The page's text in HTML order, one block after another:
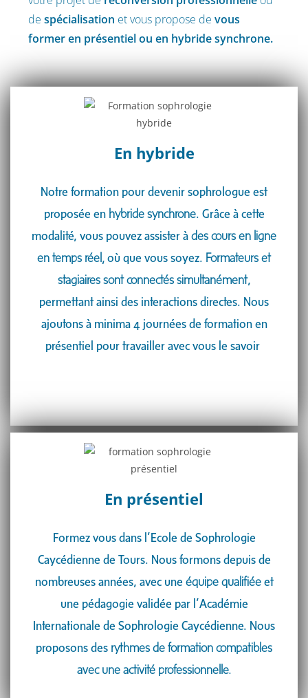
despécialisation et vous propose devous
former en présentiel ou en hybride synchrone.
En hybride​
Notre formation pour devenir sophrologue est
proposée en hybride synchrone. Grâce à cette
modalité, vous pouvez assister à des cours en ligne
en temps réel, où que vous soyez. Formateurs et
stagiaires sont connectés simultanément,
permettant ainsi des interactions directes. Nous
ajoutons à minima 4 journées de formation en
présentiel pour travailler avec vous le savoir
En présentiel
Formez vous dans l’Ecole de Sophrologie
Caycédienne de Tours. Nous formons depuis de
nombreuses années, avec une équipe qualifiée et
une pédagogie validée par l’Académie
Internationale de Sophrologie Caycédienne. Nous
proposons des rythmes de formation compatibles
avec une activité professionnelle.